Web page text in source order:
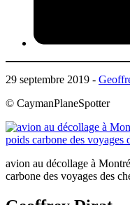
29 septembre 2019 -
© CaymanPlaneSpotter
avion au décollage à
carbone des voyages des